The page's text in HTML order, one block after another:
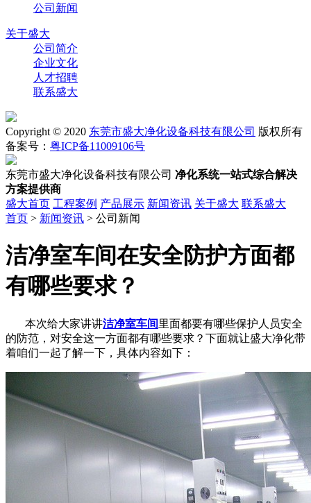
公司新闻
关于盛大
公司简介
企业文化
人才招聘
联系盛大
Copyright © 2020 东莞市盛大净化设备科技有限公司 版权所有
备案号： 粤ICP备11009106号
东莞市盛大净化设备科技有限公司 净化系统一站式综合解决
方案提供商
盛大首页 工程案例 产品展示 新闻资讯 关于盛大 联系盛大
首页 > 新闻资讯 > 公司新闻
洁净室车间在安全防护方面都
有哪些要求？
本次给大家讲讲洁净室车间里面都要有哪些保护人员安全
的防范，对安全这一方面都有哪些要求？下面就让盛大净化带
着咱们一起了解一下，具体内容如下：